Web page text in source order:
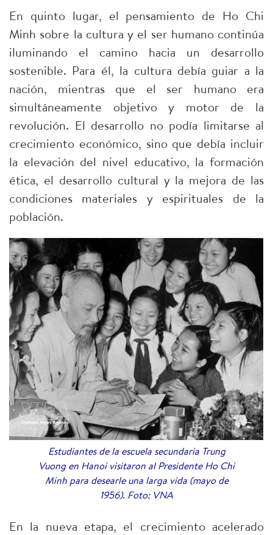
En quinto lugar, el pensamiento de Ho Chi
Minh sobre la cultura y el ser humano continúa
iluminando el camino hacia un desarrollo
sostenible. Para él, la cultura debía guiar a la
nación, mientras que el ser humano era
simultáneamente objetivo y motor de la
revolución. El desarrollo no podía limitarse al
crecimiento económico, sino que debía incluir
la elevación del nivel educativo, la formación
ética, el desarrollo cultural y la mejora de las
condiciones materiales y espirituales de la
población.
Estudiantes de la escuela secundaria Trung
Vuong en Hanoi visitaron al Presidente Ho Chi
Minh para desearle una larga vida (mayo de
1956). Foto: VNA
En la nueva etapa, el crecimiento acelerado